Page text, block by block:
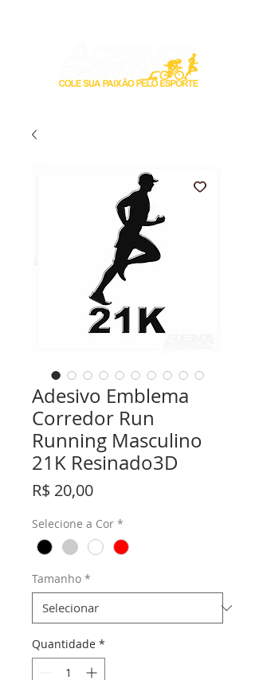
Adesivo Emblema
Corredor Run
Running Masculino
21K Resinado3D
R$ 20,00Preço
Selecione a Cor *
Tamanho *
Quantidade *